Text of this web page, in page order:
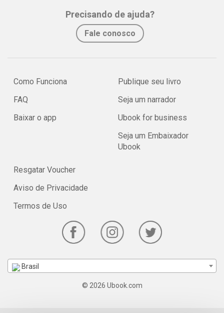
Precisando de ajuda?
Fale conosco
Como Funciona
FAQ
Baixar o app
Publique seu livro
Seja um narrador
Ubook for business
Seja um Embaixador
Ubook
Resgatar Voucher
Aviso de Privacidade
Termos de Uso
Brasil
© 2026 Ubook.com